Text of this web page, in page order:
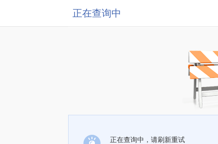
正在查询中
正在查询中，请刷新重试